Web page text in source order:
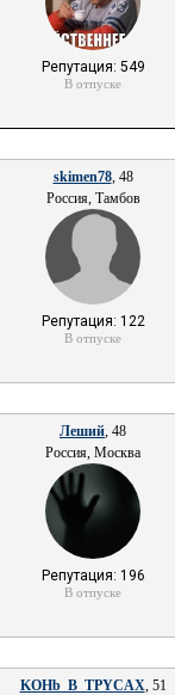
Репутация: 549
В отпуске
skimen78, 48
Россия, Тамбов
Репутация: 122
В отпуске
Леший, 48
Россия, Москва
Репутация: 196
В отпуске
KOHb_B_TPYCAX, 51